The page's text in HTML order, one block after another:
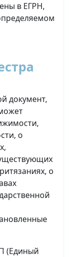
в ЕГРН,
документ,
о
о
(Единый